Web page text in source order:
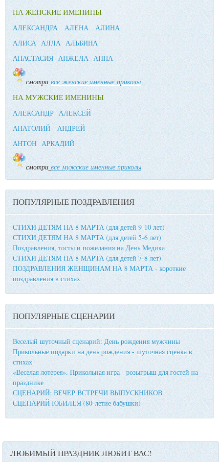
НА ЖЕНСКИЕ ИМЕНИНЫ
АЛЕКСАНДРА АЛЕНА
АЛИНА
АЛИСА АЛЛА АЛЬБИНА
АНАСТАСИЯ АНЖЕЛА АННА
смотри все женские именные приколы
НА МУЖСКИЕ ИМЕНИНЫ
АЛЕКСАНДР АЛЕКСЕЙ
АНАТОЛИЙ
АНДРЕЙ
АНТОН АРКАДИЙ
смотри все мужские именные приколы
ПОПУЛЯРНЫЕ ПОЗДРАВЛЕНИЯ
СТИХИ ДЕТЯМ НА 8 МАРТА (для детей 9-10 лет)
СТИХИ ДЕТЯМ НА 8 МАРТА (для детей 5-6 лет)
Поздравления, тосты и пожелания на День Медика
СТИХИ ДЕТЯМ НА 8 МАРТА (для детей 7-8 лет)
ПОЗДРАВЛЕНИЯ ЖЕНЩИНАМ НА 8 МАРТА - короткие
поздравления в стихах
ПОПУЛЯРНЫЕ СЦЕНАРИИ
Веселый шуточный сценарий: День рождения мужчины
Прикольные подарки на день рождения - шуточная сценка в
стихах
«Веселая лотерея». Прикольная игра - розыгрыш для гостей на
празднике
СЦЕНАРИЙ: ВЕЧЕР ВСТРЕЧИ ВЫПУСКНИКОВ
СЦЕНАРИЙ ЮБИЛЕЯ (80-летие бабушки)
ЛЮБИМЫЙ ПРАЗДНИК ЛЮБИТ ВАС!